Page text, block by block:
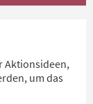
Aktionsideen,
um das